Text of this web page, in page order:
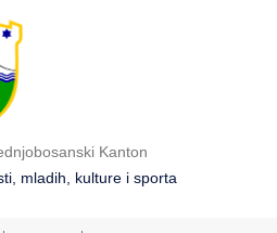
Kanton
mladih, kulture i sporta